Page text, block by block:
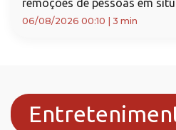
remoções de pessoas em
06/08/2026 00:10 3 min